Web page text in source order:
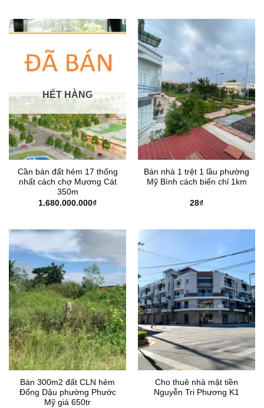
HẾT HÀNG
Cần bán đất hẻm 17 thống
nhất cách chợ Mương Cát
350m
1.680.000.000₫
Bán nhà 1 trệt 1 lầu phường
Mỹ Bình cách biển chỉ 1km
28₫
Bán 300m2 đất CLN hẻm
Đổng Dậu phường Phước
Mỹ giá 650tr
Cho thuê nhà mặt tiền
Nguyễn Tri Phương K1